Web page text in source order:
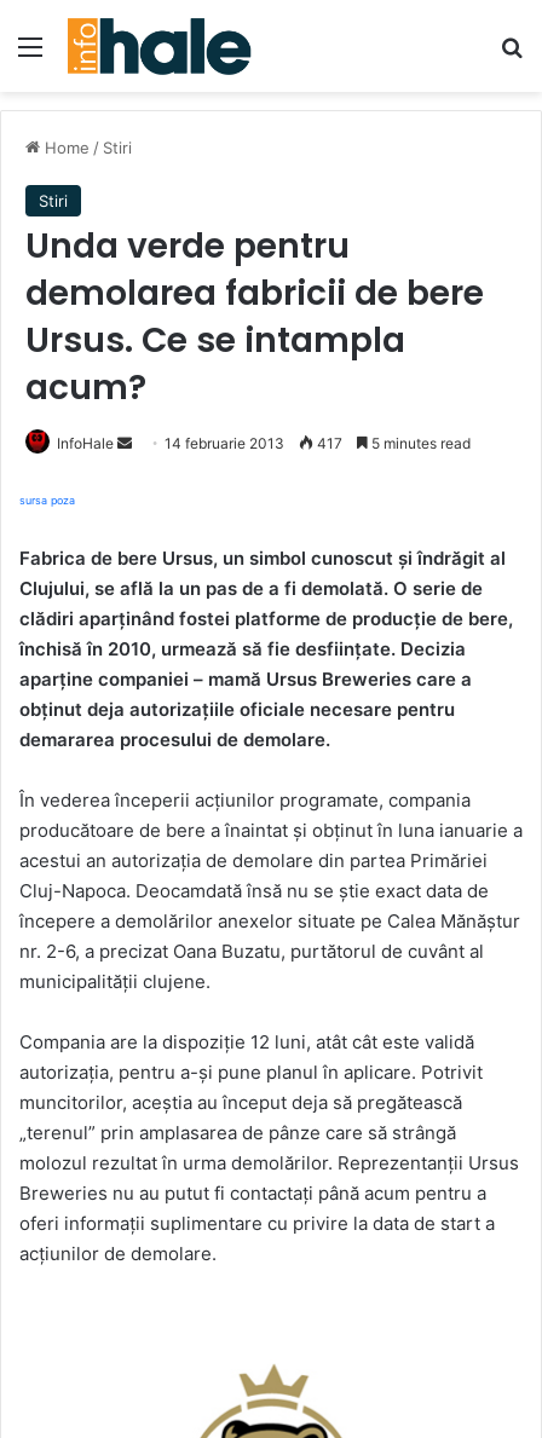
Menu
Home / Stiri
Stiri
Unda verde pentru
demolarea fabricii de bere
Ursus. Ce se intampla
acum?
InfoHale
Send14 februarie 2013 417 5 minutes read
sursa poza
Fabrica de bere Ursus, un simbol cunoscut și îndrăgit al
Clujului, se află la un pas de a fi demolată. O serie de
clădiri aparținând fostei platforme de producție de bere,
închisă în 2010, urmează să fie desființate. Decizia
aparține companiei – mamă Ursus Breweries care a
obținut deja autorizațiile oficiale necesare pentru
demararea procesului de demolare.
În vederea începerii acțiunilor programate, compania
producătoare de bere a înaintat și obținut în luna ianuarie a
acestui an autorizația de demolare din partea Primăriei
Cluj-Napoca. Deocamdată însă nu se știe exact data de
începere a demolărilor anexelor situate pe Calea Mănăștur
nr. 2-6, a precizat Oana Buzatu, purtătorul de cuvânt al
municipalității clujene.
Compania are la dispoziție 12 luni, atât cât este validă
autorizația, pentru a-și pune planul în aplicare. Potrivit
muncitorilor, aceștia au început deja să pregătească
„terenul” prin amplasarea de pânze care să strângă
molozul rezultat în urma demolărilor. Reprezentanții Ursus
Breweries nu au putut fi contactaţi până acum pentru a
oferi informații suplimentare cu privire la data de start a
acțiunilor de demolare.